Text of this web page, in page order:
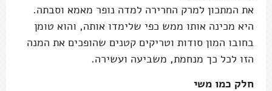
את המתכון למרק החרירה למדה נופר מאמא וסבתה.
היא מכינה אותו ממש כפי שלימדו אותה, והוא טומן
בחובו המון סודות וטריקים קטנים שהופכים את המנה
הזו לכל כך מנחמת, משביעה ועשירה.
חלק כמו משי